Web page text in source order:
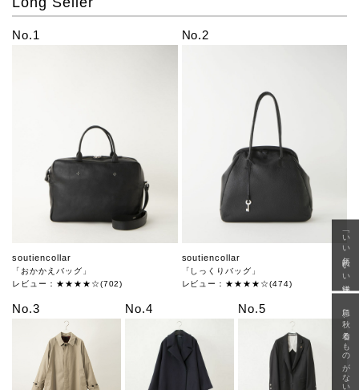
No.1
soutiencollar
「おかかえバッグ」
レビュー：★★★★☆(702)
No.2
soutiencollar
「しっくりバッグ」
レビュー：★★★★☆(474)
No.3 No.4 No.5
「いい年齢 いい洋服」
急に秋、着るものがない